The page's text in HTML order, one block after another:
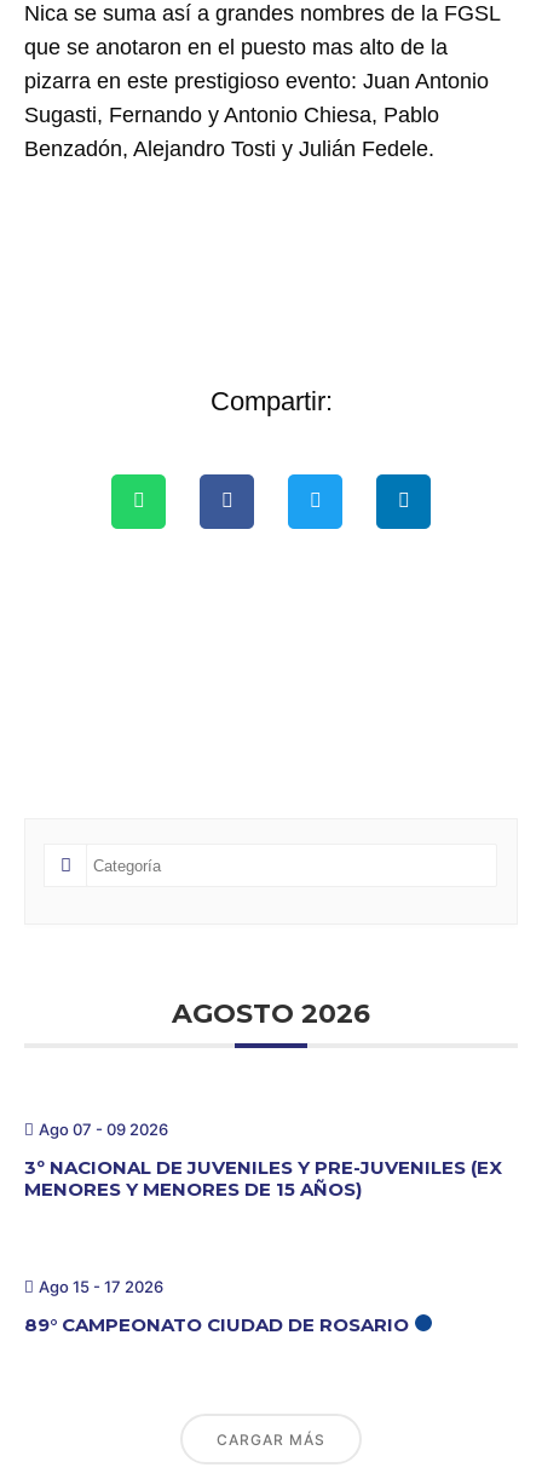
Nica se suma así a grandes nombres de la FGSL
que se anotaron en el puesto mas alto de la
pizarra en este prestigioso evento: Juan Antonio
Sugasti, Fernando y Antonio Chiesa, Pablo
Benzadón, Alejandro Tosti y Julián Fedele.
Compartir:
AGOSTO 2026
Ago 07 - 09 2026
3º NACIONAL DE JUVENILES Y PRE-JUVENILES (EX
MENORES Y MENORES DE 15 AÑOS)
Ago 15 - 17 2026
89° CAMPEONATO CIUDAD DE ROSARIO
CARGAR MÁS